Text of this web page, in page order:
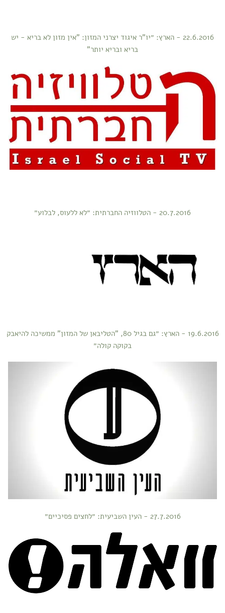
22.6.2016 - הארץ: ״יו"ר איגוד יצרני המזון: "אין מזון לא בריא - יש
בריא ובריא יותר"
20.7.2016 - הטלווזיה החברתית: ״לא ללעוס, לבלוע״
19.6.2016 - הארץ: ״גם בגיל 80, "הטליבאן של המזון" ממשיכה להיאבק
בקוקה קולה״
27.7.2016 - העין השביעית: ״לחצים פסיכיים״